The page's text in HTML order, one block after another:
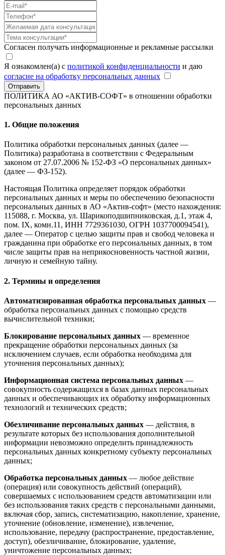
Согласен получать информационные и рекламные рассылки
Я ознакомлен(а) с политикой конфиденциальности и даю
согласие на обработку персональных данных
Отправить
ПОЛИТИКА АО «АКТИВ-СОФТ» в отношении обработки
персональных данных
1. Общие положения
Политика обработки персональных данных (далее —
Политика) разработана в соответствии с Федеральным
законом от 27.07.2006 № 152-ФЗ «О персональных данных»
(далее — ФЗ-152).
Настоящая Политика определяет порядок обработки
персональных данных и меры по обеспечению безопасности
персональных данных в АО «Актив-софт» (место нахождения:
115088, г. Москва, ул. Шарикоподшипниковская, д.1, этаж 4,
пом. IX, комн.11, ИНН 7729361030, ОГРН 1037700094541),
далее — Оператор с целью защиты прав и свобод человека и
гражданина при обработке его персональных данных, в том
числе защиты прав на неприкосновенность частной жизни,
личную и семейную тайну.
2. Термины и определения
Автоматизированная обработка персональных данных —
обработка персональных данных с помощью средств
вычислительной техники;
Блокирование персональных данных — временное
прекращение обработки персональных данных (за
исключением случаев, если обработка необходима для
уточнения персональных данных);
Информационная система персональных данных —
совокупность содержащихся в базах данных персональных
данных и обеспечивающих их обработку информационных
технологий и технических средств;
Обезличивание персональных данных — действия, в
результате которых без использования дополнительной
информации невозможно определить принадлежность
персональных данных конкретному субъекту персональных
данных;
Обработка персональных данных — любое действие
(операция) или совокупность действий (операций),
совершаемых с использованием средств автоматизации или
без использования таких средств с персональными данными,
включая сбор, запись, систематизацию, накопление, хранение,
уточнение (обновление, изменение), извлечение,
использование, передачу (распространение, предоставление,
доступ), обезличивание, блокирование, удаление,
уничтожение персональных данных;